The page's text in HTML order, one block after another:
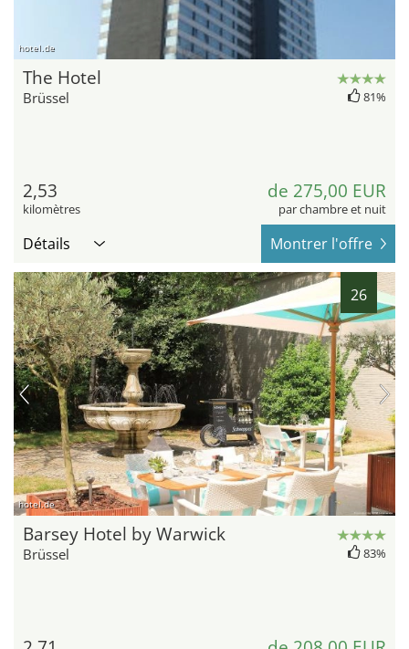
hotel.de
The Hotel
Brüssel 81%
2,53
kilomètres
de 275,00 EUR
par chambre et nuit
Détails Montrer l'offre
26
hotel.de
Barsey Hotel by Warwick
Brüssel 83%